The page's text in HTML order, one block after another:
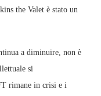
the Valet è stato un
a diminuire, non è
si
rimane in crisi e i